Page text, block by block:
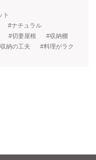
ト
#ナチュラル
#切妻屋根
#収納棚
納の工夫
#料理がラク